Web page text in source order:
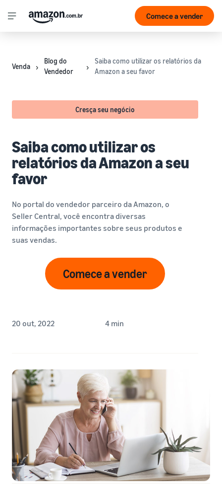
Comece a vender
Venda
Blog do
Vendedor
Saiba como utilizar os relatórios da
Amazon a seu favor
Cresça seu negócio
Saiba como utilizar os
relatórios da Amazon a seu
favor
No portal do vendedor parceiro da Amazon, o
Seller Central, você encontra diversas
informações importantes sobre seus produtos e
suas vendas.
Comece a vender
20 out, 2022 4 min